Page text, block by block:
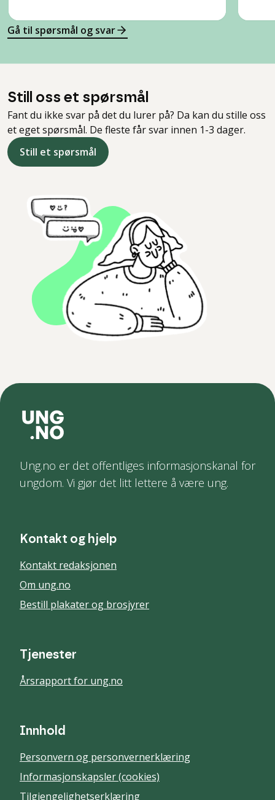
Gå til spørsmål og svar
Still oss et spørsmål
Fant du ikke svar på det du lurer på? Da kan du stille oss
et eget spørsmål. De fleste får svar innen 1-3 dager.
Still et spørsmål
Ung.no er det offentliges informasjonskanal for
ungdom. Vi gjør det litt lettere å være ung.
Kontakt og hjelp
Kontakt redaksjonen
Om ung.no
Bestill plakater og brosjyrer
Tjenester
Årsrapport for ung.no
Innhold
Personvern og personvernerklæring
Informasjonskapsler (cookies)
Tilgjengelighetserklæring